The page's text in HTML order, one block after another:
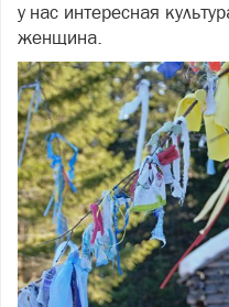
у нас интересная
женщина.